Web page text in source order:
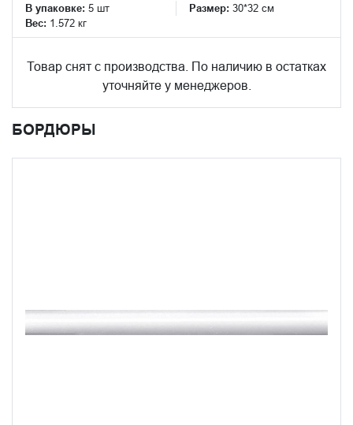
В упаковке: 5 шт Размер: 30*32 см
Вес: 1.572 кг
Товар снят с производства. По наличию в остатках
уточняйте у менеджеров.
БОРДЮРЫ